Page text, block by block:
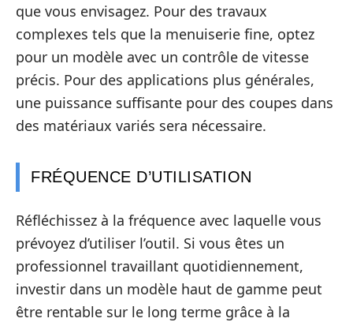
que vous envisagez. Pour des travaux
complexes tels que la menuiserie fine, optez
pour un modèle avec un contrôle de vitesse
précis. Pour des applications plus générales,
une puissance suffisante pour des coupes dans
des matériaux variés sera nécessaire.
FRÉQUENCE D’UTILISATION
Réfléchissez à la fréquence avec laquelle vous
prévoyez d’utiliser l’outil. Si vous êtes un
professionnel travaillant quotidiennement,
investir dans un modèle haut de gamme peut
être rentable sur le long terme grâce à la